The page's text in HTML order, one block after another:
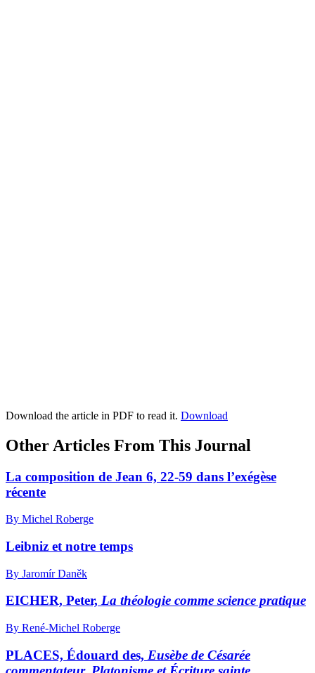
Download the article in PDF to read it. Download
Other Articles From This Journal
La composition de Jean 6, 22-59 dans l’exégèse
récente
By Michel Roberge
Leibniz et notre temps
By Jaromír Daněk
EICHER, Peter, La théologie comme science pratique
By René-Michel Roberge
PLACES, Édouard des, Eusèbe de Césarée